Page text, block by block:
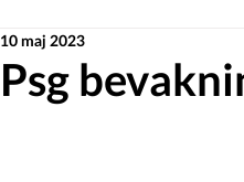
Psg
10 maj 2023